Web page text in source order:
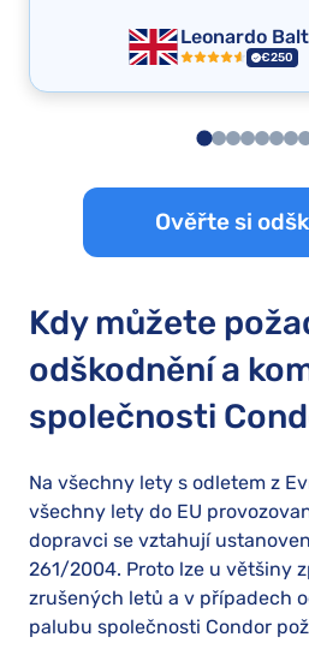
Leonardo
€250
Ověřte si
Kdy můžete
odškodnění a
společnosti
Na všechny lety s odletem z
všechny lety do EU
dopravci se vztahují
261/2004. Proto lze u většiny
zrušených letů a v případech
palubu společnosti Condor